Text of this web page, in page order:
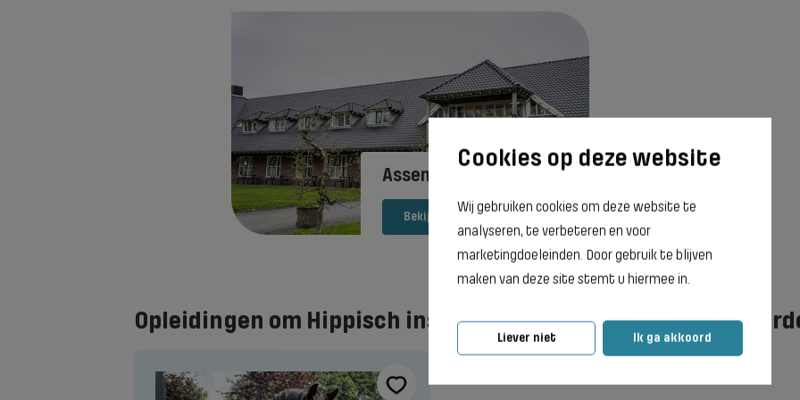
Wij gebruiken cookies om deze website te
analyseren, te verbeteren en voor
marketingdoeleinden. Door gebruik te blijven
maken van deze site stemt u hiermee in.
Liever niet Ik ga akkoord
Assen - Sunrise Stables
Bekijk vestiging
Opleidingen om Hippisch instructeur wedstrijdsport te